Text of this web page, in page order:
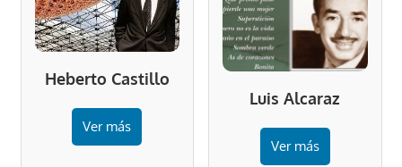
Heberto Castillo
Ver más
Luis Alcaraz
Ver más